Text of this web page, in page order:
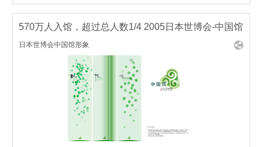
570万人入馆，超过总人数1/4 2005日本世博会-中国馆
日本世博会中国馆形象